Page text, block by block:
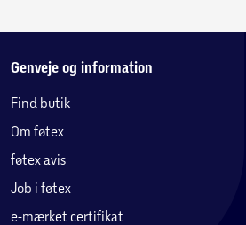
Genveje og information
Find butik
Om føtex
føtex avis
Job i føtex
e-mærket certifikat